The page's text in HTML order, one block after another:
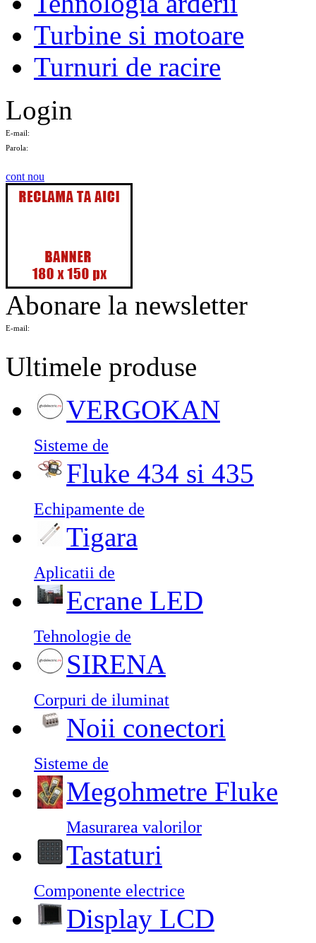
Turbine si motoare
Turnuri de racire
Login
E-mail:
Parola:
cont nou
Abonare la newsletter
E-mail:
Ultimele produse
VERGOKAN
Sisteme de
Fluke 434 si 435
Echipamente de
Tigara
Aplicatii de
Ecrane LED
Tehnologie de
SIRENA
Corpuri de iluminat
Noii conectori
Sisteme de
Megohmetre Fluke
Masurarea valorilor
Tastaturi
Componente electrice
Display LCD